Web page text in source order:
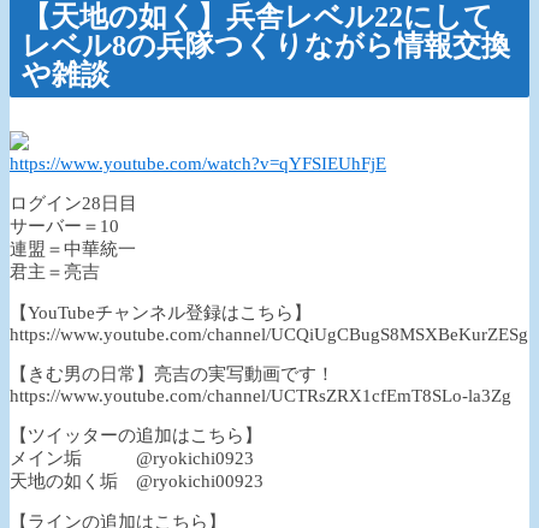
【天地の如く】兵舎レベル22にして
レベル8の兵隊つくりながら情報交換
や雑談
https://www.youtube.com/watch?v=qYFSIEUhFjE
ログイン28日目
サーバー＝10
連盟＝中華統一
君主＝亮吉
【YouTubeチャンネル登録はこちら】
https://www.youtube.com/channel/UCQiUgCBugS8MSXBeKurZESg
【きむ男の日常】亮吉の実写動画です！
https://www.youtube.com/channel/UCTRsZRX1cfEmT8SLo-la3Zg
【ツイッターの追加はこちら】
メイン垢 @ryokichi0923
天地の如く垢 @ryokichi00923
【ラインの追加はこちら】